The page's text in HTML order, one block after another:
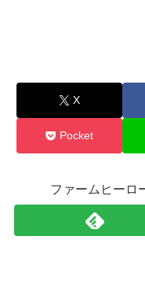
X
Pocket
ファームヒーロ